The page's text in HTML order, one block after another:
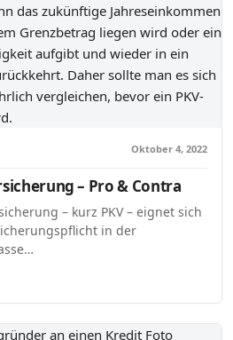
Oktober 4, 2022
– Pro & Contra
– kurz PKV – eignet sich
in der